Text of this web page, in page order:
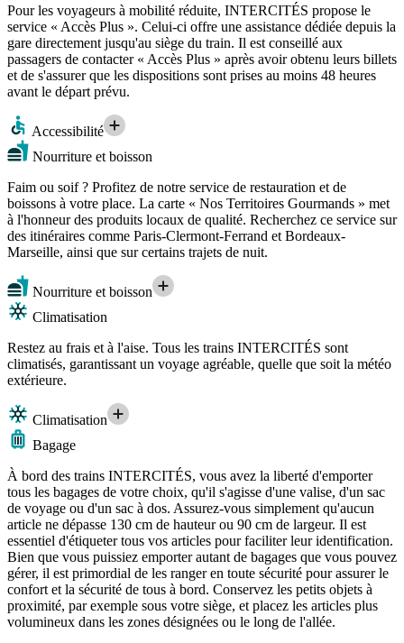
Pour les voyageurs à mobilité réduite, INTERCITÉS propose le
service « Accès Plus ». Celui-ci offre une assistance dédiée depuis la
gare directement jusqu'au siège du train. Il est conseillé aux
passagers de contacter « Accès Plus » après avoir obtenu leurs billets
et de s'assurer que les dispositions sont prises au moins 48 heures
avant le départ prévu.
Accessibilité
Nourriture et boisson
Faim ou soif ? Profitez de notre service de restauration et de
boissons à votre place. La carte « Nos Territoires Gourmands » met
à l'honneur des produits locaux de qualité. Recherchez ce service sur
des itinéraires comme Paris-Clermont-Ferrand et Bordeaux-
Marseille, ainsi que sur certains trajets de nuit.
Nourriture et boisson
Climatisation
Restez au frais et à l'aise. Tous les trains INTERCITÉS sont
climatisés, garantissant un voyage agréable, quelle que soit la météo
extérieure.
Climatisation
Bagage
À bord des trains INTERCITÉS, vous avez la liberté d'emporter
tous les bagages de votre choix, qu'il s'agisse d'une valise, d'un sac
de voyage ou d'un sac à dos. Assurez-vous simplement qu'aucun
article ne dépasse 130 cm de hauteur ou 90 cm de largeur. Il est
essentiel d'étiqueter tous vos articles pour faciliter leur identification.
Bien que vous puissiez emporter autant de bagages que vous pouvez
gérer, il est primordial de les ranger en toute sécurité pour assurer le
confort et la sécurité de tous à bord. Conservez les petits objets à
proximité, par exemple sous votre siège, et placez les articles plus
volumineux dans les zones désignées ou le long de l'allée.